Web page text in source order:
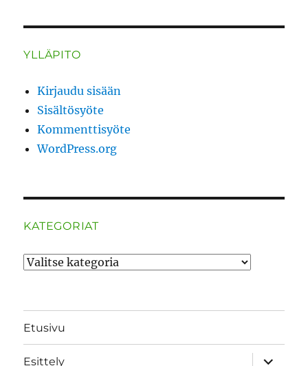
YLLÄPITO
Kirjaudu sisään
Sisältösyöte
Kommenttisyöte
WordPress.org
KATEGORIAT
Kategoriat
Etusivu
Esittely
näytä